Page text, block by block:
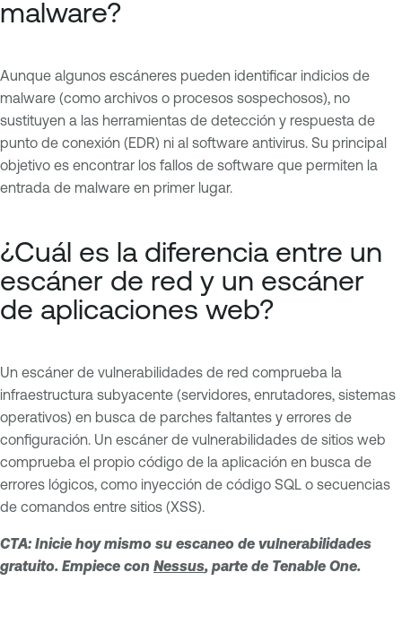
malware?
Aunque algunos escáneres pueden identificar indicios de
malware (como archivos o procesos sospechosos), no
sustituyen a las herramientas de detección y respuesta de
punto de conexión (EDR) ni al software antivirus. Su principal
objetivo es encontrar los fallos de software que permiten la
entrada de malware en primer lugar.
¿Cuál es la diferencia entre un
escáner de red y un escáner
de aplicaciones web?
Un escáner de vulnerabilidades de red comprueba la
infraestructura subyacente (servidores, enrutadores, sistemas
operativos) en busca de parches faltantes y errores de
configuración. Un escáner de vulnerabilidades de sitios web
comprueba el propio código de la aplicación en busca de
errores lógicos, como inyección de código SQL o secuencias
de comandos entre sitios (XSS).
CTA: Inicie hoy mismo su escaneo de vulnerabilidades
gratuito. Empiece con Nessus, parte de Tenable One.